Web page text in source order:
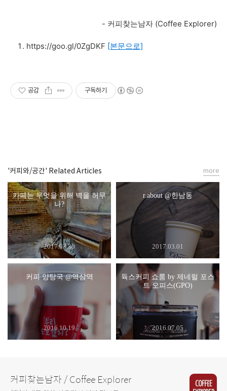
- 커피찾는남자 (Coffee Explorer)
https://goo.gl/0ZgDKF [본문으로]
공감 구독하기
'커피와/공간' Related Articles
카페는 무엇을 위해 벽을 허무
나?
2017.03.30
r.about @한남동
2017.03.01
커피 양탕국 @역삼역
2016.10.19
듁스커피 쇼룸 by 제네럴 포스
트 오피스(GPO)
2016.07.05
more
커피찾는남자 / Coffee Explorer